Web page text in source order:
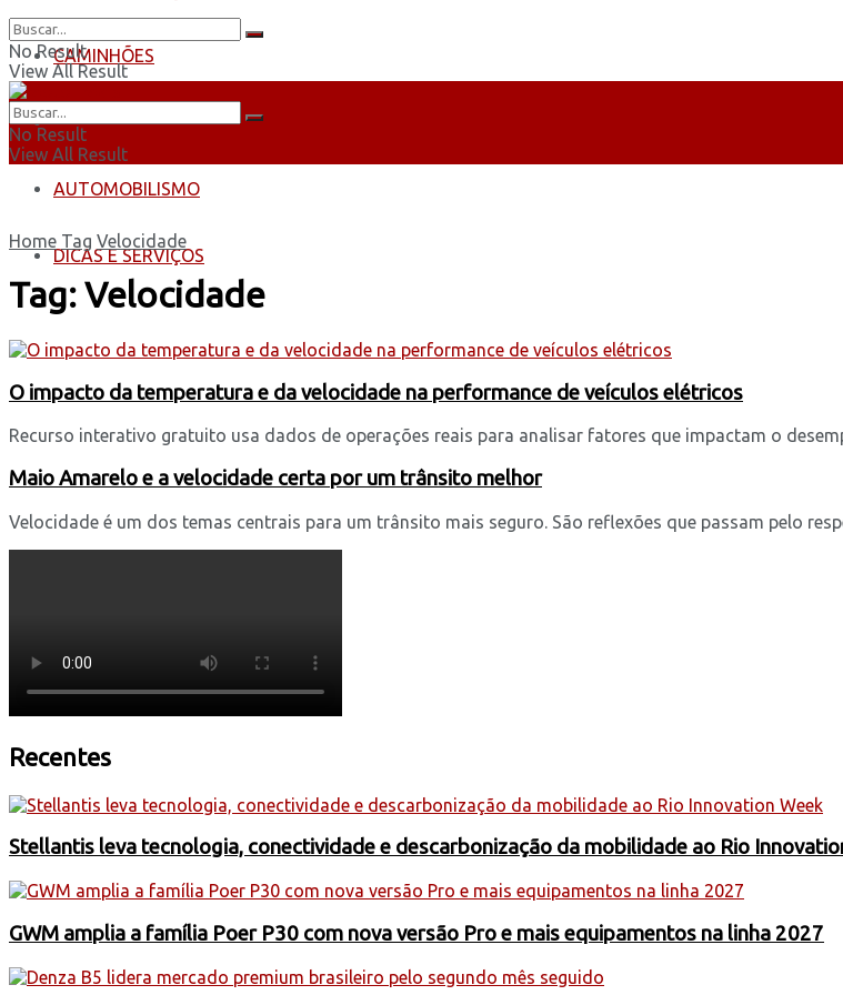
CAMINHÕES
ÔNIBUS
AUTOMOBILISMO
DICAS E SERVIÇOS
No Result
View All Result
No Result
View All Result
Home Tag Velocidade
Tag:Velocidade
O impacto da temperatura e da velocidade na performance de veículos elétricos
Recurso interativo gratuito usa dados de operações reais para analisar fatores que impactam o
Maio Amarelo e a velocidade certa por um trânsito melhor
Velocidade é um dos temas centrais para um trânsito mais seguro. São reflexões que passam pelo
Recentes
Stellantis leva tecnologia, conectividade e descarbonização da mobilidade ao Rio
GWM amplia a família Poer P30 com nova versão Pro e mais equipamentos na linha 2027